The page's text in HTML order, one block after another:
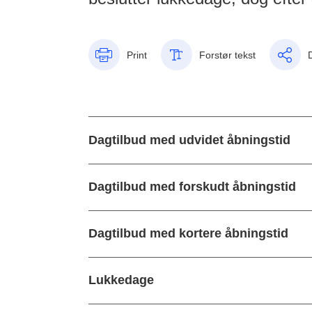
Print Forstør tekst
Dagtilbud med udvidet åbningstid
Dagtilbud med forskudt åbningstid
Dagtilbud med kortere åbningstid
Lukkedage